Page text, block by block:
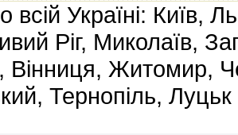
всій Україні: Київ,
Ріг, Миколаїв,
Вінниця, Житомир,
Тернопіль, Луцьк